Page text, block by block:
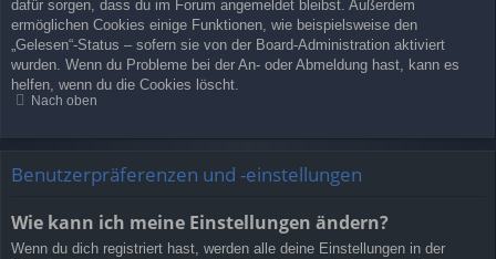
dafür sorgen, dass du im Forum angemeldet bleibst. Außerdem
ermöglichen Cookies einige Funktionen, wie beispielsweise den
„Gelesen“-Status – sofern sie von der Board-Administration aktiviert
wurden. Wenn du Probleme bei der An- oder Abmeldung hast, kann es
helfen, wenn du die Cookies löscht.
Nach oben
Benutzerpräferenzen und -einstellungen
Wie kann ich meine Einstellungen ändern?
Wenn du dich registriert hast, werden alle deine Einstellungen in der